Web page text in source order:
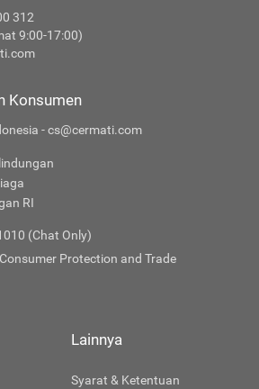
312
9:00-17:00)
Konsumen
- cs@cermati.com
RI
(Chat Only)
Protection and Trade
Lainnya
Syarat & Ketentuan